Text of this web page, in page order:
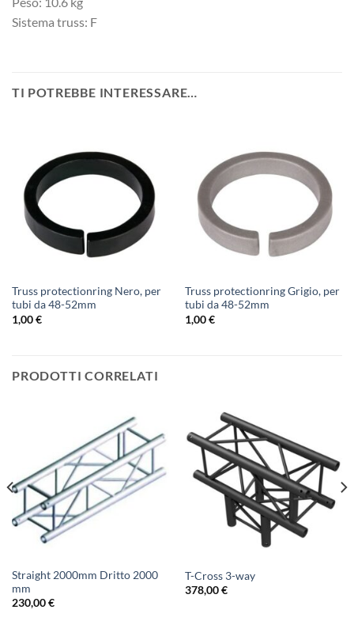
Sistema truss: F
TI POTREBBE INTERESSARE…
Truss protectionring Nero, per
tubi da 48-52mm
1,00€
Truss protectionring Grigio, per
tubi da 48-52mm
1,00€
PRODOTTI CORRELATI
Straight 2000mm Dritto 2000
mm
230,00€
T-Cross 3-way
378,00€